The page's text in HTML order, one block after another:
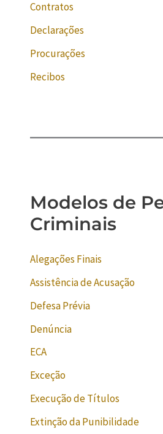
Contratos
Declarações
Procurações
Recibos
Modelos de
Criminais
Alegações Finais
Assistência de Acusação
Defesa Prévia
Denúncia
ECA
Exceção
Execução de Títulos
Extinção da Punibilidade